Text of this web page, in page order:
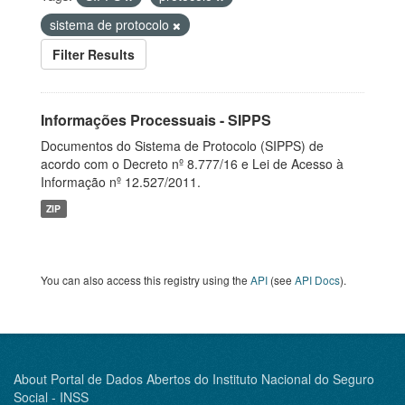
sistema de protocolo
Filter Results
Informações Processuais - SIPPS
Documentos do Sistema de Protocolo (SIPPS) de
acordo com o Decreto nº 8.777/16 e Lei de Acesso à
Informação nº 12.527/2011.
ZIP
You can also access this registry using the API (see API Docs).
About Portal de Dados Abertos do Instituto Nacional do Seguro
Social - INSS